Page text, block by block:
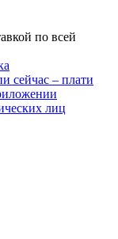
по всей
сейчас – плати
лиц